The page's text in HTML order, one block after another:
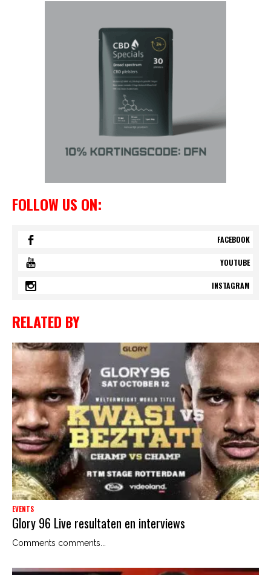
FOLLOW US ON:
FACEBOOK
YOUTUBE
INSTAGRAM
RELATED BY
EVENTS
Glory 96 Live resultaten en interviews
Comments comments...